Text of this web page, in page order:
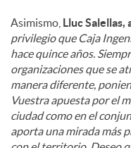
Asimismo, Lluc Salellas,
privilegio que Caja
hace quince años.
organizaciones que se
manera diferente,
Vuestra apuesta por el
ciudad como en el
aporta una mirada más